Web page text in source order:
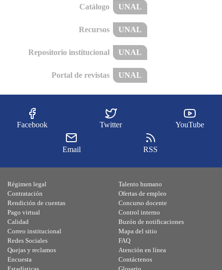
Catálogo UNAL
Recursos UNAL
Repositorio institucional UNAL
Portal de revistas UNAL
Facebook Twitter YouTube
Email RSS
Régimen legal
Contratación
Rendición de cuentas
Pago virtual
Calidad
Talento humano
Ofertas de empleo
Concurso docente
Control interno
Buzón de notificaciones
Correo institucional
Redes Sociales
Quejas y reclamos
Encuesta
Mapa del sitio
FAQ
Atención en línea
Contáctenos